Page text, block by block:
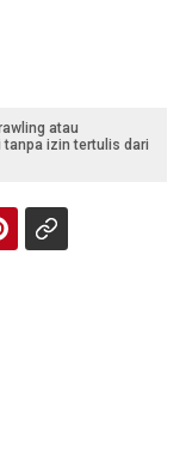
atau
izin tertulis dari